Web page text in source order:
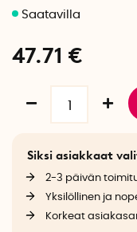
47.71 €
Siksi asiakkaat
2-3 päivän
Yksilöllinen ja
Korkeat